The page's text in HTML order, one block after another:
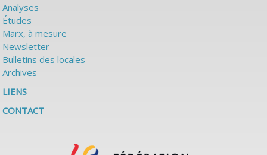
Analyses
Études
Marx, à mesure
Newsletter
Bulletins des locales
Archives
LIENS
CONTACT